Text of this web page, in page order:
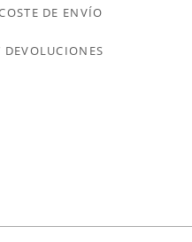
DE ENVÍO
DEVOLUCIONES